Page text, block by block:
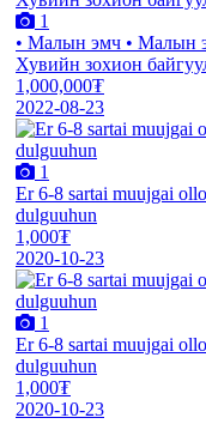
1
• Малын эмч • Малын
Хувийн зохион
1,000,000₮
2022-08-23
1
Er 6-8 sartai muujgai
dulguuhun
1,000₮
2020-10-23
1
Er 6-8 sartai muujgai
dulguuhun
1,000₮
2020-10-23